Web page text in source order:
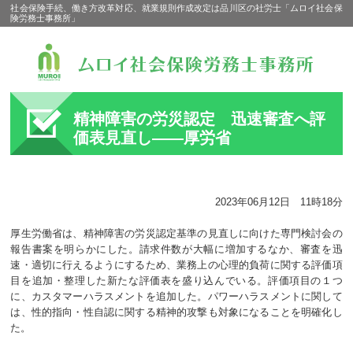
社会保険手続、働き方改革対応、就業規則作成改定は品川区の社労士「ムロイ社会保
険労務士事務所」
精神障害の労災認定 迅速審査へ評
価表見直し――厚労省
2023年06月12日 11時18分
厚生労働省は、精神障害の労災認定基準の見直しに向けた専門検討会の
報告書案を明らかにした。請求件数が大幅に増加するなか、審査を迅
速・適切に行えるようにするため、業務上の心理的負荷に関する評価項
目を追加・整理した新たな評価表を盛り込んでいる。評価項目の１つ
に、カスタマーハラスメントを追加した。パワーハラスメントに関して
は、性的指向・性自認に関する精神的攻撃も対象になることを明確化し
た。